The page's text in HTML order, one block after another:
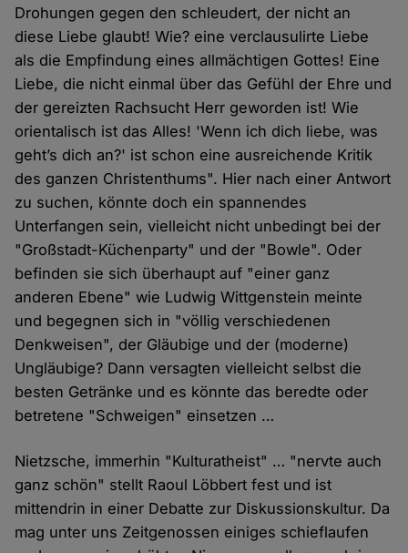
Drohungen gegen den schleudert, der nicht an
diese Liebe glaubt! Wie? eine verclausulirte Liebe
als die Empfindung eines allmächtigen Gottes! Eine
Liebe, die nicht einmal über das Gefühl der Ehre und
der gereizten Rachsucht Herr geworden ist! Wie
orientalisch ist das Alles! 'Wenn ich dich liebe, was
geht’s dich an?' ist schon eine ausreichende Kritik
des ganzen Christenthums". Hier nach einer Antwort
zu suchen, könnte doch ein spannendes
Unterfangen sein, vielleicht nicht unbedingt bei der
"Großstadt-Küchenparty" und der "Bowle". Oder
befinden sie sich überhaupt auf "einer ganz
anderen Ebene" wie Ludwig Wittgenstein meinte
und begegnen sich in "völlig verschiedenen
Denkweisen", der Gläubige und der (moderne)
Ungläubige? Dann versagten vielleicht selbst die
besten Getränke und es könnte das beredte oder
betretene "Schweigen" einsetzen …
Nietzsche, immerhin "Kulturatheist" … "nervte auch
ganz schön" stellt Raoul Löbbert fest und ist
mittendrin in einer Debatte zur Diskussionskultur. Da
mag unter uns Zeitgenossen einiges schieflaufen